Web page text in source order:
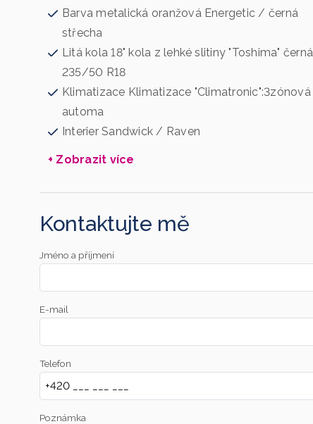
Barva metalická oranžová Energetic / černá
střecha
Litá kola 18" kola z lehké slitiny "Toshima" černá
235/50 R18
Klimatizace Klimatizace "Climatronic":3zónová
automa
Interier Sandwick / Raven
+ Zobrazit více
Kontaktujte mě
Jméno a příjmení
E-mail
Telefon
Poznámka